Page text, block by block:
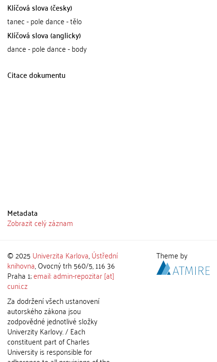
Klíčová slova (česky)
tanec - pole dance - tělo
Klíčová slova (anglicky)
dance - pole dance - body
Citace dokumentu
Metadata
Zobrazit celý záznam
© 2025 Univerzita Karlova,Ústřední
knihovna, Ovocný trh 560/5, 116 36
Praha 1;email: admin-repozitar [at]
cuni.cz
Za dodržení všech ustanovení
autorského zákona jsou
zodpovědné jednotlivé složky
Univerzity Karlovy. / Each
constituent part of Charles
University is responsible for
Theme by